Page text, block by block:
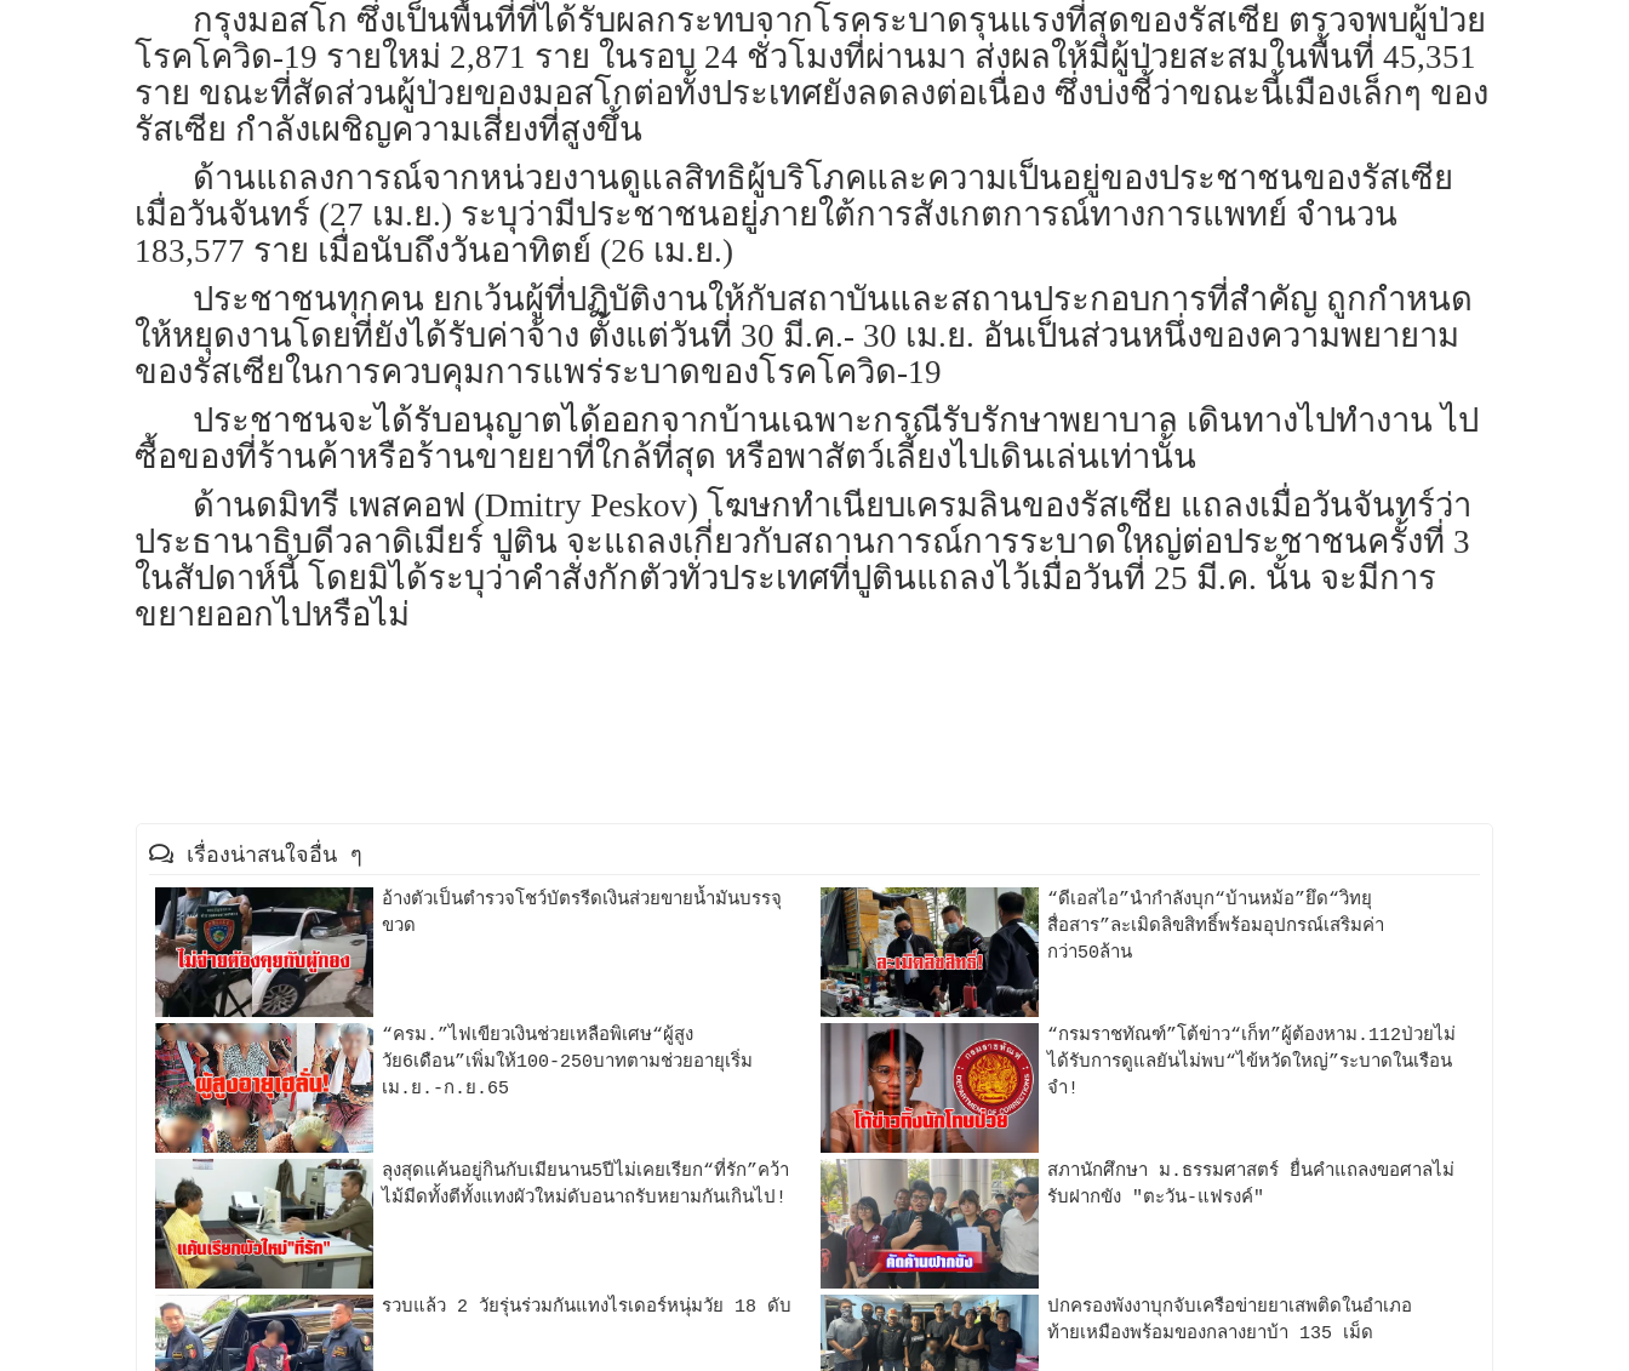
กรุงมอสโก ซึ่งเป็นพื้นที่ที่ได้รับผลกระทบจากโรคระบาดรุนแรงที่สุดของรัสเซีย ตรวจพบผู้ป่วย
โรคโควิด-19 รายใหม่ 2,871 ราย ในรอบ 24 ชั่วโมงที่ผ่านมา ส่งผลให้มีผู้ป่วยสะสมในพื้นที่ 45,351
ราย ขณะที่สัดส่วนผู้ป่วยของมอสโกต่อทั้งประเทศยังลดลงต่อเนื่อง ซึ่งบ่งชี้ว่าขณะนี้เมืองเล็กๆ ของ
รัสเซีย กำลังเผชิญความเสี่ยงที่สูงขึ้น
ด้านแถลงการณ์จากหน่วยงานดูแลสิทธิผู้บริโภคและความเป็นอยู่ของประชาชนของรัสเซีย
เมื่อวันจันทร์ (27 เม.ย.) ระบุว่ามีประชาชนอยู่ภายใต้การสังเกตการณ์ทางการแพทย์ จำนวน
183,577 ราย เมื่อนับถึงวันอาทิตย์ (26 เม.ย.)
ประชาชนทุกคน ยกเว้นผู้ที่ปฏิบัติงานให้กับสถาบันและสถานประกอบการที่สำคัญ ถูกกำหนด
ให้หยุดงานโดยที่ยังได้รับค่าจ้าง ตั้งแต่วันที่ 30 มี.ค.- 30 เม.ย. อันเป็นส่วนหนึ่งของความพยายาม
ของรัสเซียในการควบคุมการแพร่ระบาดของโรคโควิด-19
ประชาชนจะได้รับอนุญาตได้ออกจากบ้านเฉพาะกรณีรับรักษาพยาบาล เดินทางไปทำงาน ไป
ซื้อของที่ร้านค้าหรือร้านขายยาที่ใกล้ที่สุด หรือพาสัตว์เลี้ยงไปเดินเล่นเท่านั้น
ด้านดมิทรี เพสคอฟ (Dmitry Peskov) โฆษกทำเนียบเครมลินของรัสเซีย แถลงเมื่อวันจันทร์ว่า
ประธานาธิบดีวลาดิเมียร์ ปูติน จะแถลงเกี่ยวกับสถานการณ์การระบาดใหญ่ต่อประชาชนครั้งที่ 3
ในสัปดาห์นี้ โดยมิได้ระบุว่าคำสั่งกักตัวทั่วประเทศที่ปูตินแถลงไว้เมื่อวันที่ 25 มี.ค. นั้น จะมีการ
ขยายออกไปหรือไม่
เรื่องน่าสนใจอื่น ๆ
อ้างตัวเป็นตำรวจโชว์บัตรรีดเงินส่วยขายน้ำมันบรรจุ
ขวด
“ดีเอสไอ”นำกำลังบุก“บ้านหม้อ”ยึด“วิทยุ
สื่อสาร”ละเมิดลิขสิทธิ์พร้อมอุปกรณ์เสริมค่า
กว่า50ล้าน
“ครม.”ไฟเขียวเงินช่วยเหลือพิเศษ“ผู้สูง
วัย6เดือน”เพิ่มให้100-250บาทตามช่วยอายุเริ่ม
เม.ย.-ก.ย.65
“กรมราชทัณฑ์”โต้ข่าว“เก็ท”ผู้ต้องหาม.112ป่วยไม่
ได้รับการดูแลยันไม่พบ“ไข้หวัดใหญ่”ระบาดในเรือน
จำ!
ลุงสุดแค้นอยู่กินกับเมียนาน5ปีไม่เคยเรียก“ที่รัก”คว้า
ไม้มีดทั้งตีทั้งแทงผัวใหม่ดับอนาถรับหยามกันเกินไป!
สภานักศึกษา ม.ธรรมศาสตร์ ยื่นคำแถลงขอศาลไม่
รับฝากขัง "ตะวัน-แฟรงค์"
รวบแล้ว 2 วัยรุ่นร่วมกันแทงไรเดอร์หนุ่มวัย 18 ดับ
ปกครองพังงาบุกจับเครือข่ายยาเสพติดในอำเภอ
ท้ายเหมืองพร้อมของกลางยาบ้า 135 เม็ด